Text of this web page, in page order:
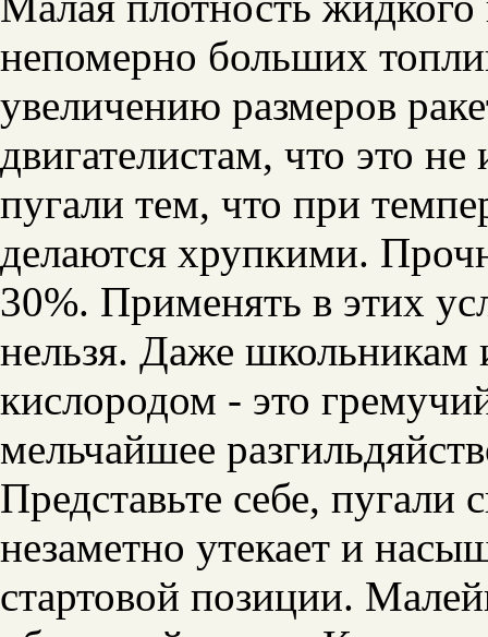
непомерно больших
увеличению размеров
двигателистам, что это не
пугали тем, что при
делаются хрупкими.
30%. Применять в этих
нельзя. Даже школьникам
кислородом - это
мельчайшее
Представьте себе, пугали
незаметно утекает и
стартовой позиции.